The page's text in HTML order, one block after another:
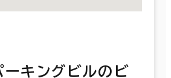
ーキングビルのビ